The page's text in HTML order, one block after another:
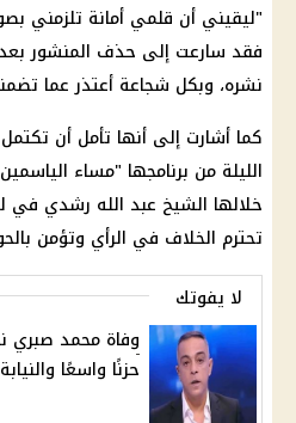
"ليقيني أن قلمي أمانة تلزمني
فقد سارعت إلى حذف المنشور
نشره، وبكل شجاعة أعتذر عما
كما أشارت إلى أنها تأمل أن
الليلة من برنامجها "مساء
خلالها الشيخ عبد الله رشدي في
تحترم الخلاف في الرأي وتؤمن
لا يفوتك
وفاة محمد صبري
حزنًا واسعًا